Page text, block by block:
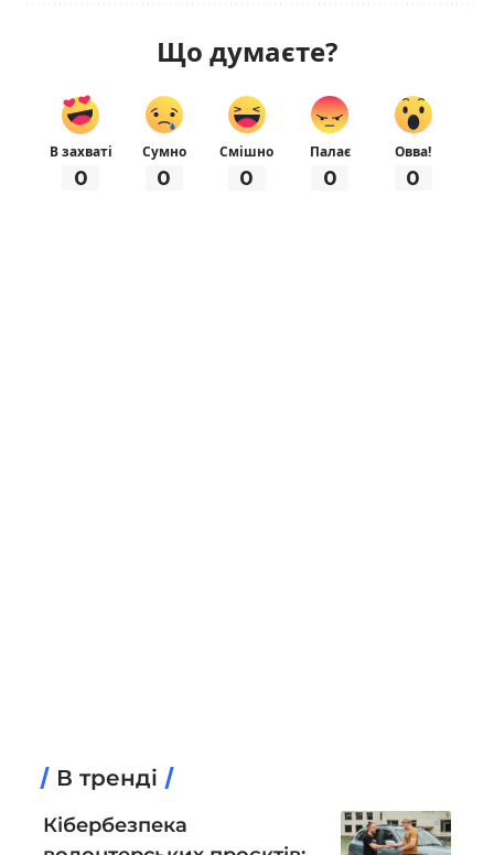
Що думаєте?
В захваті
0
Сумно
0
Смішно
0
Палає
0
Овва!
0
В тренді
Кібербезпека